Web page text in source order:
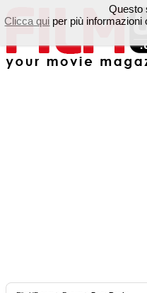
Questo
Clicca qui per più informazioni